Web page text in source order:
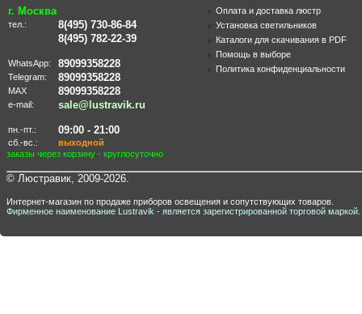
г. Москва
тел.:
8(495) 730-86-84
8(495) 782-22-39
WhatsApp: 89099358228
Telegram: 89099358228
MAX 89099358228
e-mail: sale@lustravik.ru
пн.-пт.: 09:00 - 21:00
сб.-вс.:
выходной
заказы через корзину - круглосуточно
Оплата и доставка люстр
Установка светильников
Каталоги для скачивания в PDF
Помощь в выборе
Политика конфиденциальности
© Люстравик, 2009-2026.
Интернет-магазин по продаже приборов освещения и сопутствующих товаров.
Фирменное наименование Lustravik - является зарегистрированной торговой